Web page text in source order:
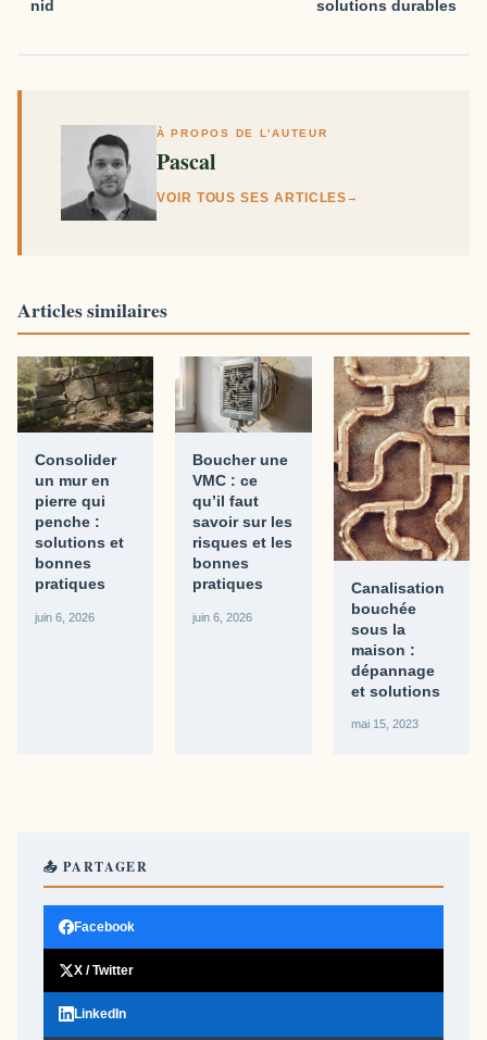
nid solutions durables
À PROPOS DE L'AUTEUR
Pascal
VOIR TOUS SES ARTICLES →
Articles similaires
Consolider
un mur en
pierre qui
penche :
solutions et
bonnes
pratiques
juin 6, 2026
Boucher une
VMC : ce
qu’il faut
savoir sur les
risques et les
bonnes
pratiques
juin 6, 2026
Canalisation
bouchée
sous la
maison :
dépannage
et solutions
mai 15, 2023
📤 PARTAGER
Facebook
X / Twitter
LinkedIn